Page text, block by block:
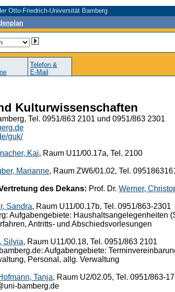
Otto-Friedrich-Universität Bamberg
Telefon &
E-Mail
Kulturwissenschaften
Tel. 0951/863 2101 und 0951/863 2301
guk/
Kai, Raum U11/00.17a, Tel. 2100
Marianne, Raum ZW6/01.02, Tel.
des Dekans: Prof. Dr. Werner,
Sandra, Raum U11/00.17b, Tel. 0951/863-2301
Aufgabengebiete: Haushaltsangelegenheiten
Antritts- und Abschiedsvorlesungen
Silvia, Raum U11/00.18, Tel. 0951/863 2101
Aufgabengebiete:
Personal, allg. Verwaltung
Tanja, Raum U2/02.05, Tel. 0951/863-
bamberg.de